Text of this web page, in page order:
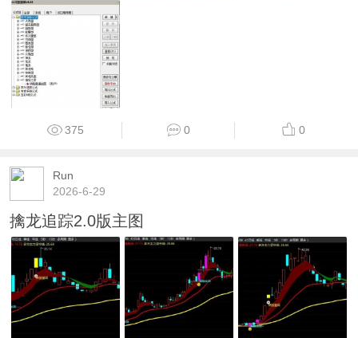
375 0 0
Run
2026-6-29
擒龙追踪2.0版主图